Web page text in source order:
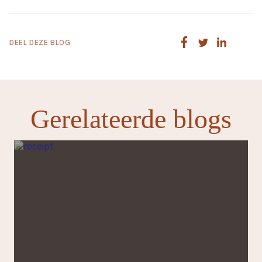
DEEL DEZE BLOG
Gerelateerde blogs